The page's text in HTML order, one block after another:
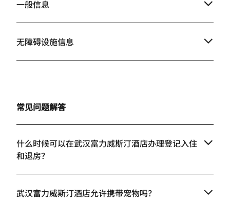
一般信息
无障碍设施信息
常见问题解答
什么时候可以在武汉富力威斯汀酒店办理登记入住
和退房？
武汉富力威斯汀酒店允许携带宠物吗？